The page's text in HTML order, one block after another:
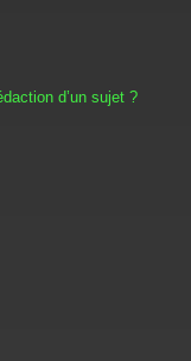
d’un sujet ?